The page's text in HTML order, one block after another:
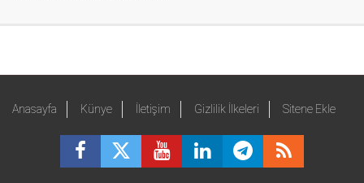
Anasayfa Künye İletişim Gizlilik İlkeleri Sitene Ekle